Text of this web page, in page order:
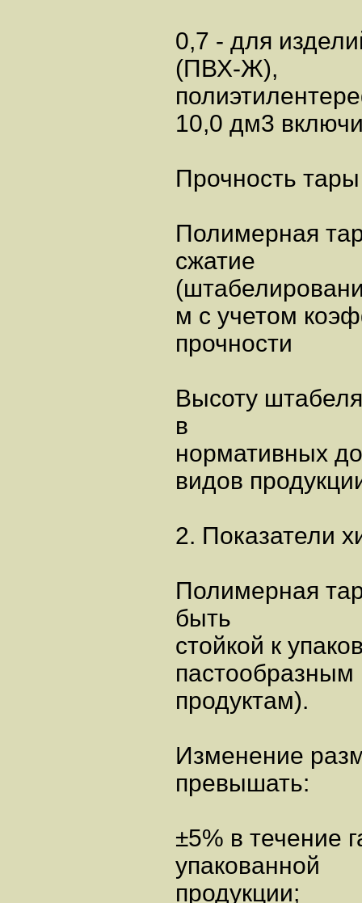
0,7 - для
(ПВХ-Ж),
10,0 дм3
Прочность
Полимерная
сжатие
м с учетом
прочности
Высоту
в
нормативных
видов
2. Показатели
Полимерная
быть
стойкой к
продуктам).
Изменение
превышать:
±5% в течение
упакованной
продукции;